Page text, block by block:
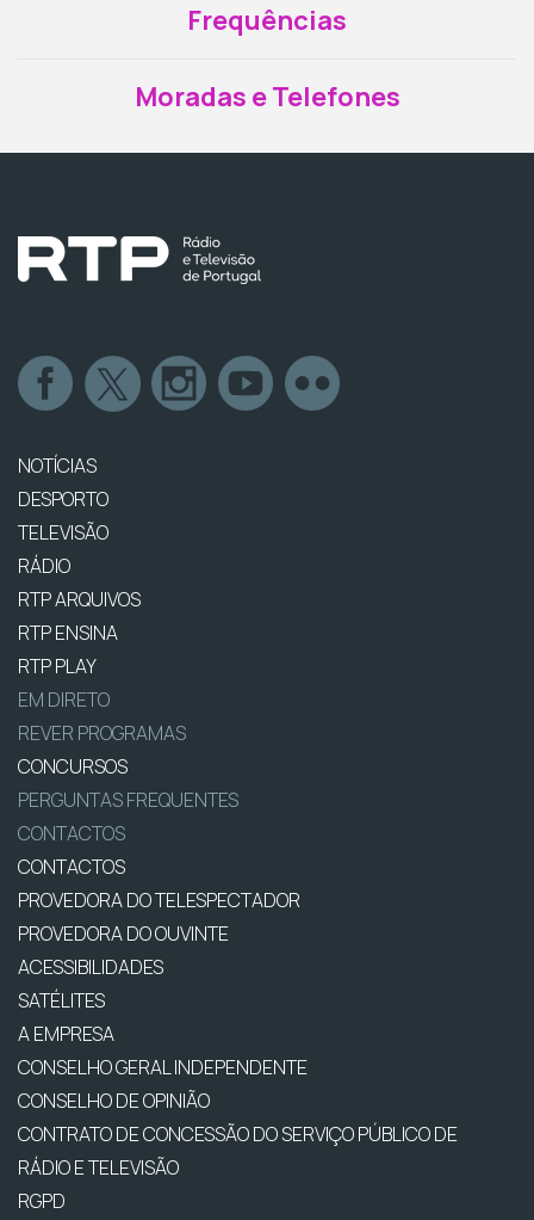
Frequências
Moradas e Telefones
NOTÍCIAS
DESPORTO
TELEVISÃO
RÁDIO
RTP ARQUIVOS
RTP ENSINA
RTP PLAY
EM DIRETO
REVER PROGRAMAS
CONCURSOS
PERGUNTAS FREQUENTES
CONTACTOS
CONTACTOS
PROVEDORA DO TELESPECTADOR
PROVEDORA DO OUVINTE
ACESSIBILIDADES
SATÉLITES
A EMPRESA
CONSELHO GERAL INDEPENDENTE
CONSELHO DE OPINIÃO
CONTRATO DE CONCESSÃO DO SERVIÇO PÚBLICO DE
RÁDIO E TELEVISÃO
RGPD